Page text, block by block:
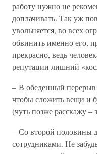
работу нужно не
доплачивать. Так уж
увольняется, во всех
обвинить именно его,
прекрасно, ведь
репутации лишний
– В обеденный
чтобы сложить вещи и
(чуть позже расскажу –
– Со второй половины
сотрудниками. Не